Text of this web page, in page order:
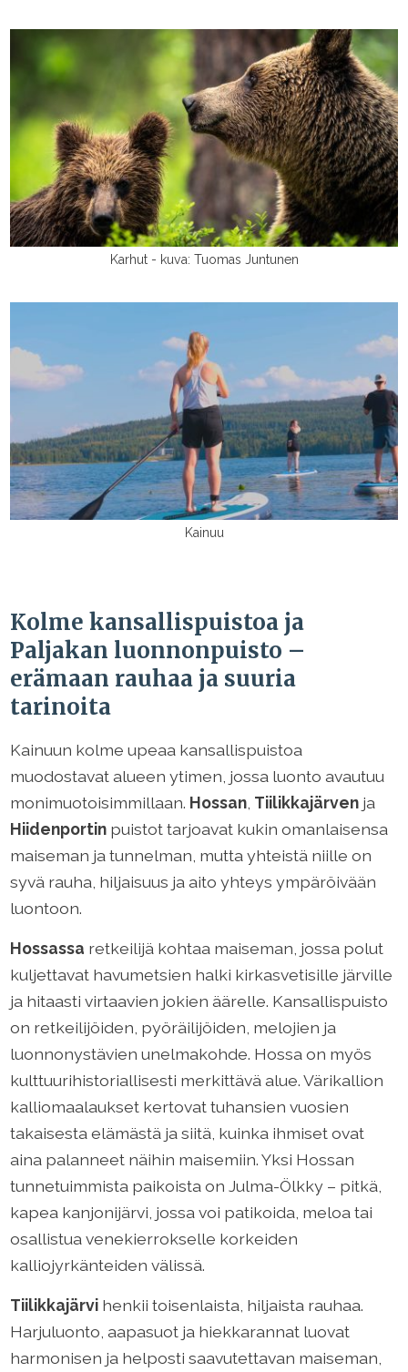
Karhut - kuva: Tuomas Juntunen
Kainuu
Kolme kansallispuistoa ja
Paljakan luonnonpuisto –
erämaan rauhaa ja suuria
tarinoita
Kainuun kolme upeaa kansallispuistoa
muodostavat alueen ytimen, jossa luonto avautuu
monimuotoisimmillaan. Hossan, Tiilikkajärven ja
Hiidenportin puistot tarjoavat kukin omanlaisensa
maiseman ja tunnelman, mutta yhteistä niille on
syvä rauha, hiljaisuus ja aito yhteys ympäröivään
luontoon.
Hossassa retkeilijä kohtaa maiseman, jossa polut
kuljettavat havumetsien halki kirkasvetisille järville
ja hitaasti virtaavien jokien äärelle. Kansallispuisto
on retkeilijöiden, pyöräilijöiden, melojien ja
luonnonystävien unelmakohde. Hossa on myös
kulttuurihistoriallisesti merkittävä alue. Värikallion
kalliomaalaukset kertovat tuhansien vuosien
takaisesta elämästä ja siitä, kuinka ihmiset ovat
aina palanneet näihin maisemiin. Yksi Hossan
tunnetuimmista paikoista on Julma-Ölkky – pitkä,
kapea kanjonijärvi, jossa voi patikoida, meloa tai
osallistua venekierrokselle korkeiden
kalliojyrkänteiden välissä.
Tiilikkajärvi henkii toisenlaista, hiljaista rauhaa.
Harjuluonto, aapasuot ja hiekkarannat luovat
harmonisen ja helposti saavutettavan maiseman,